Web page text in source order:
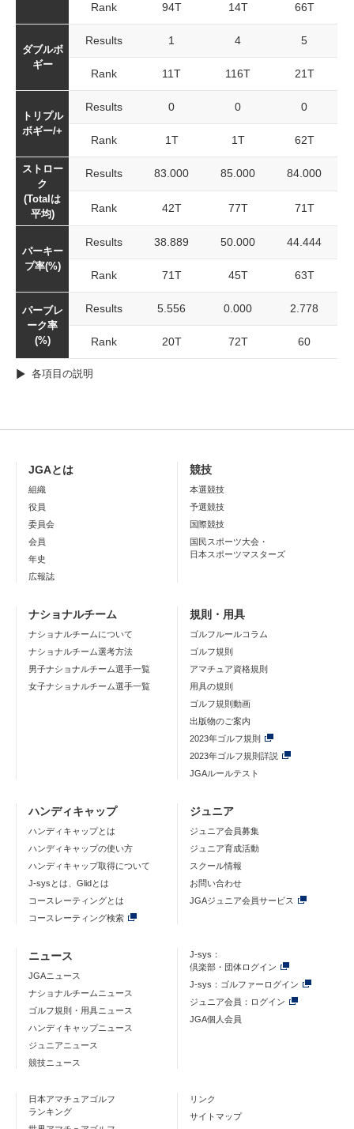
Rank 94T 14T 66T
ダブルボ
ギー
Results 1 4 5
Rank 11T 116T 21T
トリプル
ボギー/+
Results 0 0 0
Rank 1T 1T 62T
ストロー
ク
(Totalは
平均)
Results 83.000 85.000 84.000
Rank 42T 77T 71T
パーキー
プ率(%)
Results 38.889 50.000 44.444
Rank 71T 45T 63T
パーブレ
ーク率
(%)
Results 5.556 0.000 2.778
Rank 20T 72T 60
各項目の説明
JGAとは
組織
役員
委員会
会員
年史
広報誌
競技
本選競技
予選競技
国際競技
国民スポーツ大会・
日本スポーツマスターズ
ナショナルチーム
ナショナルチームについて
ナショナルチーム選考方法
男子ナショナルチーム選手一覧
女子ナショナルチーム選手一覧
規則・用具
ゴルフルールコラム
ゴルフ規則
アマチュア資格規則
用具の規則
ゴルフ規則動画
出版物のご案内
2023年ゴルフ規則
2023年ゴルフ規則詳説
JGAルールテスト
ハンディキャップ
ハンディキャップとは
ハンディキャップの使い方
ハンディキャップ取得について
J-sysとは、Glidとは
コースレーティングとは
コースレーティング検索
ジュニア
ジュニア会員募集
ジュニア育成活動
スクール情報
お問い合わせ
JGAジュニア会員サービス
ニュース
JGAニュース
ナショナルチームニュース
ゴルフ規則・用具ニュース
ハンディキャップニュース
ジュニアニュース
競技ニュース
J-sys：
倶楽部・団体ログイン
J-sys：ゴルファーログイン
ジュニア会員：ログイン
JGA個人会員
日本アマチュアゴルフ
ランキング
リンク
サイトマップ